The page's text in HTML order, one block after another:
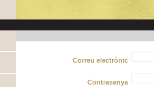
Correu electrònic
Contrasenya